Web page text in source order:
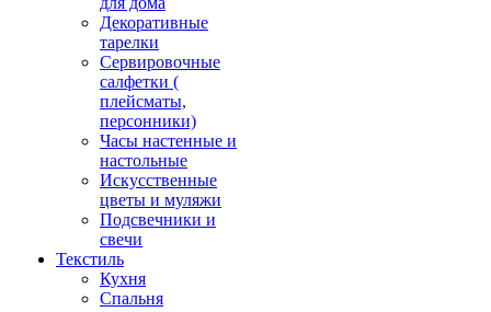
Декоративные
тарелки
Сервировочные
салфетки (
плейсматы,
персонники)
Часы настенные и
настольные
Искусственные
цветы и муляжи
Подсвечники и
свечи
Текстиль
Кухня
Спальня